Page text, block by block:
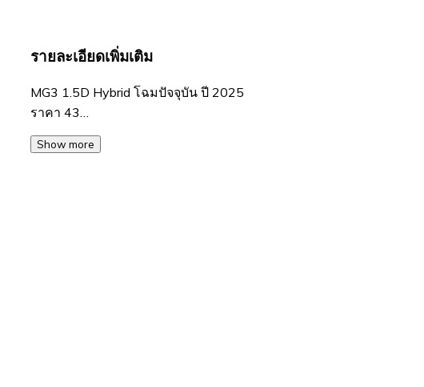
รายละเอียดเพิ่มเติม
MG3 1.5D Hybrid โฉมปัจจุบัน ปี 2025
ราคา 43…
Show more